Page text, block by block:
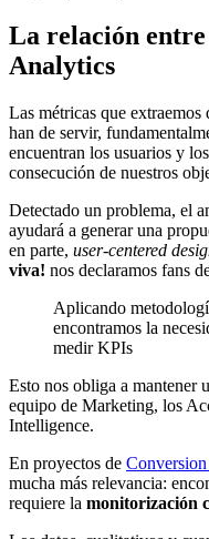
La relación entre
Analytics
Las métricas que
han de servir,
encuentran los usuarios y
consecución de nuestros
Detectado un problema, el
ayudará a generar una
en parte, user-centered
viva! nos declaramos fans
Aplicando
encontramos la
medir KPIs
Esto nos obliga a mantener
equipo de Marketing, los
Intelligence.
En proyectos de
mucha más relevancia:
requiere la monitorización